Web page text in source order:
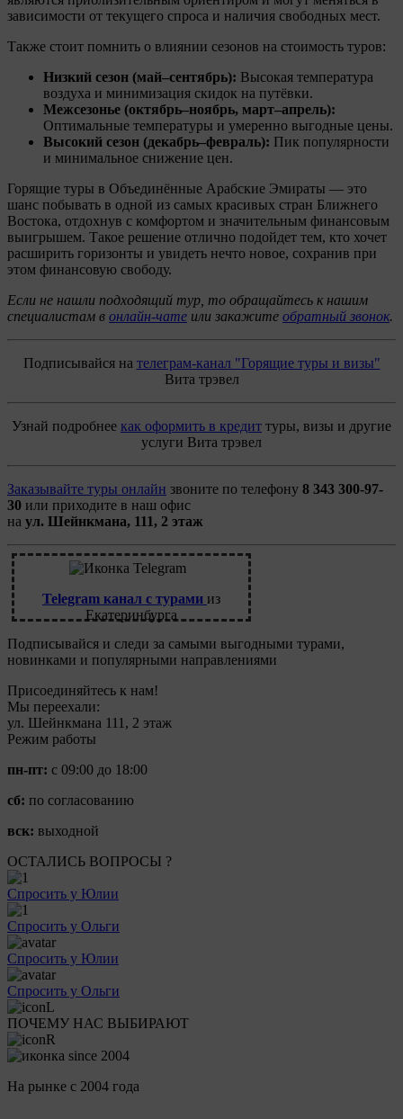
зависимости от текущего спроса и наличия свободных мест.
Также стоит помнить о влиянии сезонов на стоимость туров:
Низкий сезон (май–сентябрь): Высокая температура
воздуха и минимизация скидок на путёвки.
Межсезонье (октябрь–ноябрь, март–апрель):
Оптимальные температуры и умеренно выгодные цены.
Высокий сезон (декабрь–февраль): Пик популярности
и минимальное снижение цен.
Горящие туры в Объединённые Арабские Эмираты — это
шанс побывать в одной из самых красивых стран Ближнего
Востока, отдохнув с комфортом и значительным финансовым
выигрышем. Такое решение отлично подойдет тем, кто хочет
расширить горизонты и увидеть нечто новое, сохранив при
этом финансовую свободу.
Если не нашли подходящий тур, то обращайтесь к нашим
специалистам в онлайн-чате или закажите обратный звонок.
Подписывайся на телеграм-канал "Горящие туры и визы"
Вита трэвел
Узнай подробнее как оформить в кредит туры, визы и другие
услуги Вита трэвел
Заказывайте туры онлайн звоните по телефону 8 343 300-97-
30 или приходите в наш офис
на ул. Шейнкмана, 111, 2 этаж
Telegram канал с турами из
Екатеринбурга
Подписывайся и следи за самыми выгодными турами,
новинками и популярными направлениями
Присоединяйтесь к нам!
Мы переехали:
ул. Шейнкмана 111, 2 этаж
Режим работы
пн-пт: с 09:00 до 18:00
сб: по согласованию
вск: выходной
ОСТАЛИСЬ ВОПРОСЫ ?
Спросить у Юлии
Спросить у Ольги
Спросить у Юлии
Спросить у Ольги
ПОЧЕМУ НАС ВЫБИРАЮТ
На рынке с 2004 года